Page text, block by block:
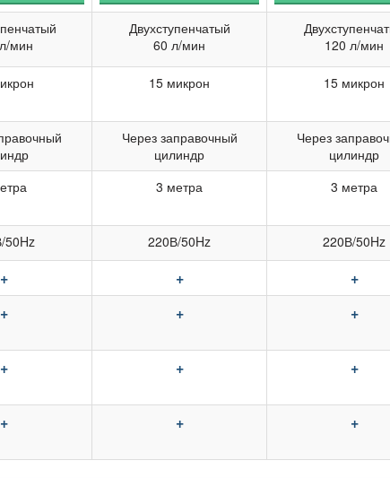
мин
Двухступенчатый
60 л/мин
120 л/мин
15 микрон 15 микрон
Через заправочный
цилиндр
Через
цилиндр
3 метра 3 метра
50Hz 220В/50Hz 220В/50Hz
+ + +
+ + +
+ + +
+ + +